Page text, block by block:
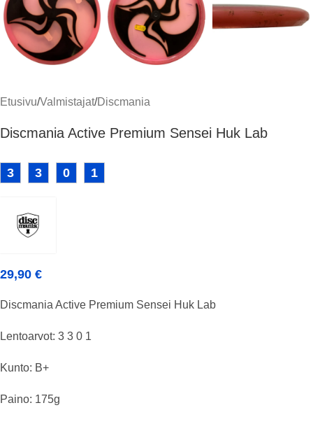
Etusivu/Valmistajat/Discmania
Discmania Active Premium Sensei Huk Lab
3 3 0 1
29,90 €
Discmania Active Premium Sensei Huk Lab
Lentoarvot: 3 3 0 1
Kunto: B+
Paino: 175g